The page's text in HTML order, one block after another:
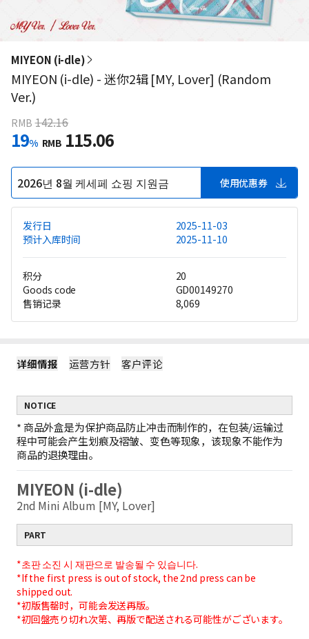
MIYEON (i-dle)
MIYEON (i-dle) - 迷你2辑 [MY, Lover] (Random
Ver.)
RMB 142.16
19% RMB 115.06
2026년 8월 케세페 쇼핑 지원금 使用优惠券
发行日
2025-11-03
预计入库时间
2025-11-10
积分
20
Goods code
GD00149270
售销记录
8,069
详细情报 运营方针 客户评论
NOTICE
* 商品外盒是为保护商品防止冲击而制作的，在包装/运输过
程中可能会产生划痕及褶皱、变色等现象，该现象不能作为
商品的退换理由。
MIYEON (i-dle)
2nd Mini Album [MY, Lover]
PART
*초판 소진 시 재판으로 발송될 수 있습니다.
*If the first press is out of stock, the 2nd press can be
shipped out.
*初版售罄时，可能会发送再版。
*初回盤売り切れ次第、再版で配送される可能性がございます。